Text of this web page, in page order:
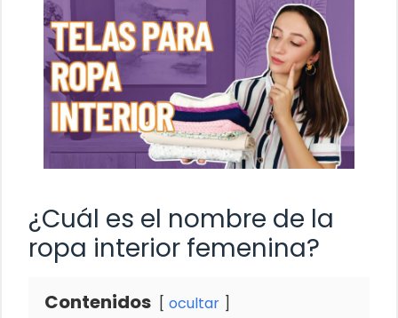
¿Cuál es el nombre de la
ropa interior femenina?
Contenidos ocultar